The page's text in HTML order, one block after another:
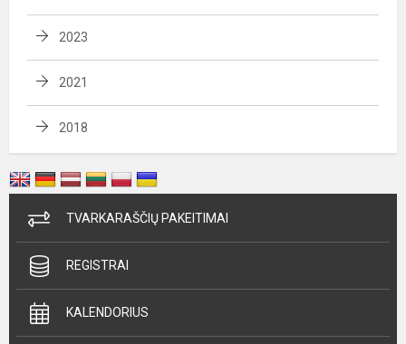
2023
2021
2018
TVARKARAŠČIŲ PAKEITIMAI
REGISTRAI
KALENDORIUS